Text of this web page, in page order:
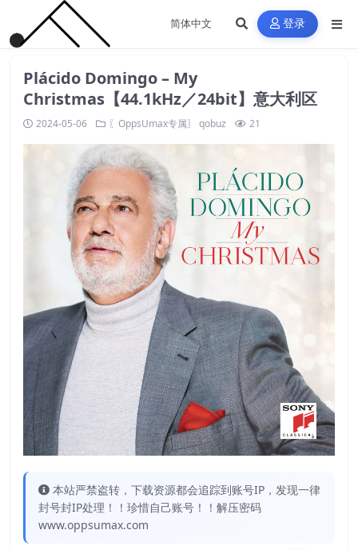
登录
Plácido Domingo – My
Christmas【44.1kHz／24bit】意大利区
2024-05-06 〖OppsUmax专属〗 qobuz 21
本站严禁盗转，下载资源都会追踪到账号IP，发现一律
封号封IP处理！！珍惜自己账号！！解压密码
www.oppsumax.com